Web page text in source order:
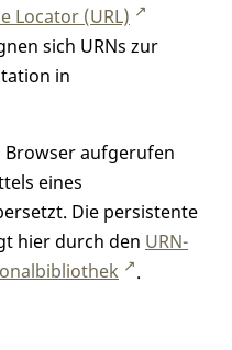
Locator (URL)
sich URNs zur
in
Browser aufgerufen
eines
Die persistente
hier durch den URN-
.